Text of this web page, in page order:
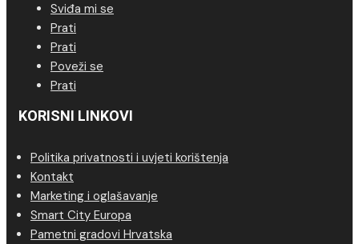
Sviđa mi se
Prati
Prati
Poveži se
Prati
KORISNI LINKOVI
Politika privatnosti i uvjeti korištenja
Kontakt
Marketing i oglašavanje
Smart City Europa
Pametni gradovi Hrvatska